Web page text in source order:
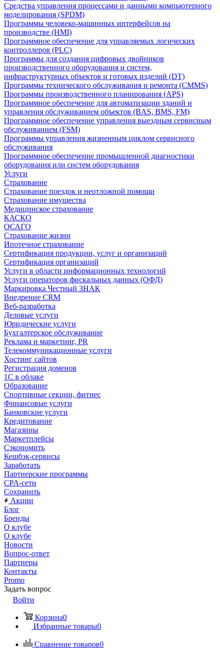
Средства управления процессами и данными компьютерного
моделирования (SPDM)
Программы человеко-машинных интерфейсов на
производстве (HMI)
Программное обеспечение для управляемых логических
контроллеров (PLC)
Программы для создания цифровых двойников
производственного оборудования и систем,
инфраструктурных объектов и готовых изделий (DT)
Программы технического обслуживания и ремонта (CMMS)
Программы производственного планирования (APS)
Программное обеспечение для автоматизации зданий и
управления обслуживанием объектов (BAS, BMS, FM)
Программное обеспечение управления выездным сервисным
обслуживанием (FSM)
Программы управления жизненным циклом сервисного
обслуживания
Программное обеспечение промышленной диагностики
оборудования или систем оборудования
Услуги
Страхование
Страхование поездок и неотложной помощи
Страхование имущества
Медицинское страхование
КАСКО
ОСАГО
Страхование жизни
Ипотечное страхование
Сертификация продукции, услуг и организаций
Сертификация организаций
Услуги в области информационных технологий
Услуги операторов фискальных данных (ОФД)
Маркировка Честный ЗНАК
Внедрение CRM
Веб-разработка
Деловые услуги
Юридические услуги
Бухгалтерское обслуживание
Реклама и маркетинг, PR
Телекоммуникационные услуги
Хостинг сайтов
Регистрация доменов
1С в облаке
Образование
Спортивные секции, фитнес
Финансовые услуги
Банковские услуги
Кредитование
Магазины
Маркетплейсы
Сэкономить
Кешбэк-сервисы
Заработать
Партнерские программы
CPA-сети
Сохранить
Акции
Блог
Бренды
О клубе
О клубе
Новости
Вопрос-ответ
Партнеры
Контакты
Promo
Задать вопрос
Войти
Корзина0
Избранные товары0
Сравнение товаров0